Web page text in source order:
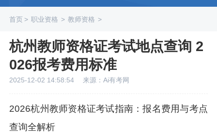
首页> 职业资格 > 教师资格 >
杭州教师资格证考试地点查询 2
026报考费用标准
2025-12-02 14:58:54 来源：Ai有考网
2026杭州教师资格证考试指南：报名费用与考点
查询全解析